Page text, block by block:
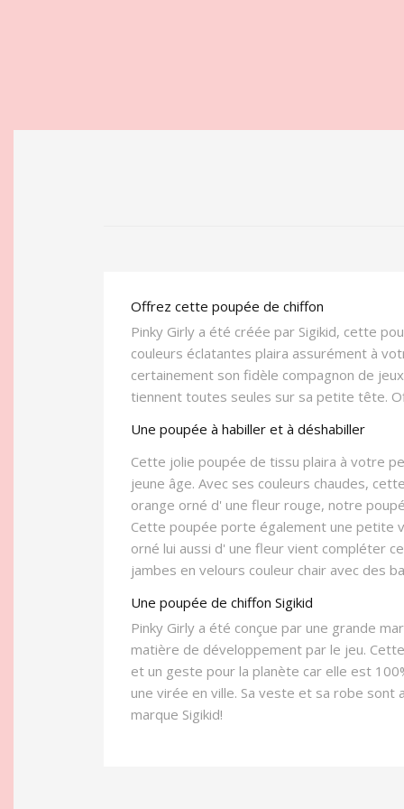
Offrez cette poupée de chiffon
Pinky Girly a été créée par Sigikid, cette
couleurs éclatantes plaira assurément à
certainement son fidèle compagnon de
tiennent toutes seules sur sa petite tête.
Une poupée à habiller et à déshabiller
Cette jolie poupée de tissu plaira à votre
jeune âge. Avec ses couleurs chaudes,
orange orné d' une fleur rouge, notre
Cette poupée porte également une petite
orné lui aussi d' une fleur vient compléter
jambes en velours couleur chair avec des
Une poupée de chiffon Sigikid
Pinky Girly a été conçue par une grande
matière de développement par le jeu.
et un geste pour la planète car elle est
une virée en ville. Sa veste et sa robe
marque Sigikid!